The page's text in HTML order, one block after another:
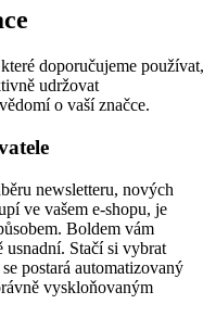
doporučujeme používat,
udržovat
o vaší značce.
newsletteru, nových
ve vašem e-shopu, je
Boldem vám
Stačí si vybrat
postará automatizovaný
vyskloňovaným